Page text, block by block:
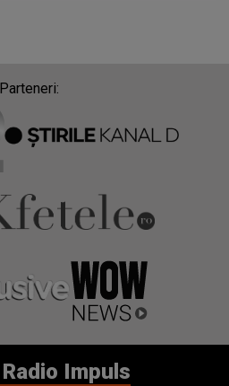
Parteneri:
Impuls